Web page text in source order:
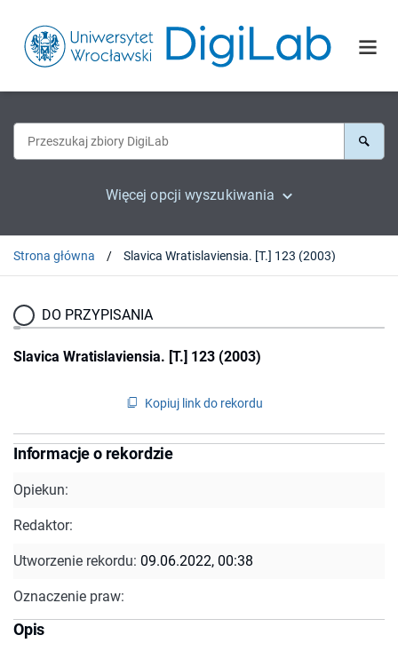
Więcej opcji wyszukiwania
Strona główna Slavica Wratislaviensia. [T.] 123 (2003)
DO PRZYPISANIA
Slavica Wratislaviensia. [T.] 123 (2003)
Kopiuj link do rekordu
Informacje o rekordzie
Opiekun:
Redaktor:
Utworzenie rekordu: 09.06.2022, 00:38
Oznaczenie praw:
Opis